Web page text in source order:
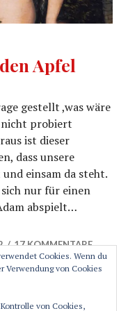
Apfel
gestellt ,was wäre
nicht probiert
ist dieser
dass unsere
einsam da steht.
nur für einen
abspielt…
Kurzfilm
17 KOMMENTARE
Cookies. Wenn du
Verwendung von Cookies
von Cookies,